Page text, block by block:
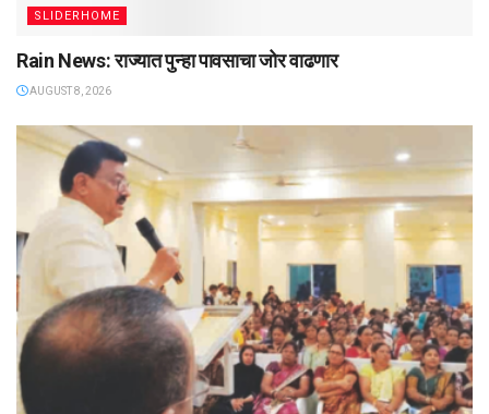
SLIDERHOME
Rain News: राज्यात पुन्हा पावसाचा जोर वाढणार
AUGUST 8, 2026